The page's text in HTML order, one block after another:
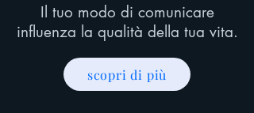
Il tuo modo di comunicare
influenza la qualità della tua vita.
scopri di più